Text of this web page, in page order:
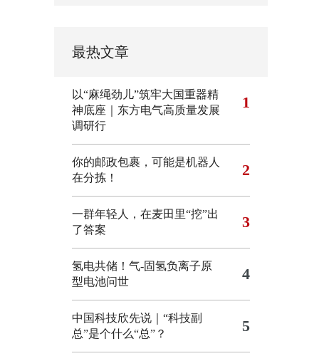
最热文章
以“麻绳劲儿”筑牢大国重器精
神底座｜东方电气高质量发展
调研行
1
你的邮政包裹，可能是机器人
在分拣！
2
一群年轻人，在麦田里“挖”出
了答案
3
氢电共储！气-固氢负离子原
型电池问世
4
中国科技欣先说｜“科技副
总”是个什么“总”？
5